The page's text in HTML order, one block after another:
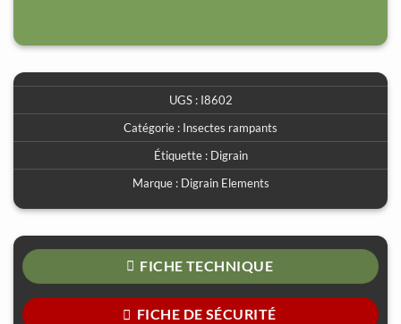
UGS : I8602
Catégorie : Insectes rampants
Étiquette : Digrain
Marque : Digrain Elements
FICHE TECHNIQUE
FICHE DE SÉCURITÉ